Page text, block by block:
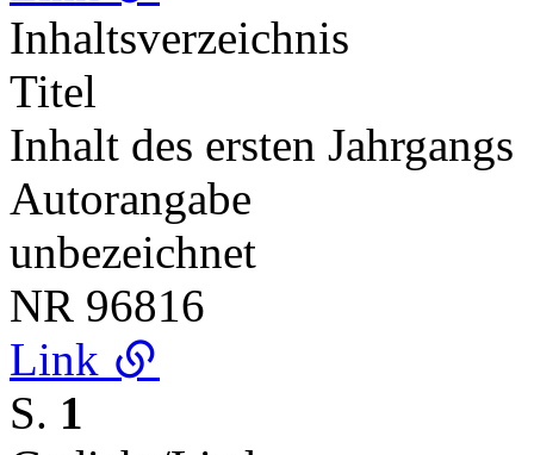
Inhaltsverzeichnis
Titel
Inhalt des ersten Jahrgangs
Autorangabe
unbezeichnet
NR 96816
Link
S. 1